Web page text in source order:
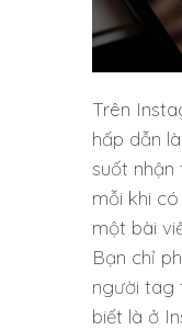
Trên
hấp dẫn
suốt nhận
mỗi khi
một bài
Bạn chỉ
người tag
biết là ở